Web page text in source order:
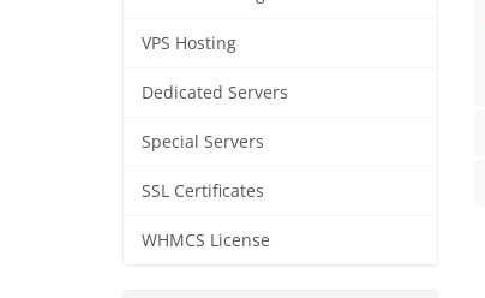
VPS Hosting
Dedicated Servers
Special Servers
SSL Certificates
WHMCS License